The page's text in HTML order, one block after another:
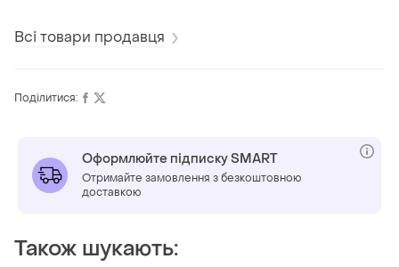
Всі товари продавця
Поділитися:
Оформлюйте підписку SMART
Отримайте замовлення з безкоштовною
доставкою
Також шукають: